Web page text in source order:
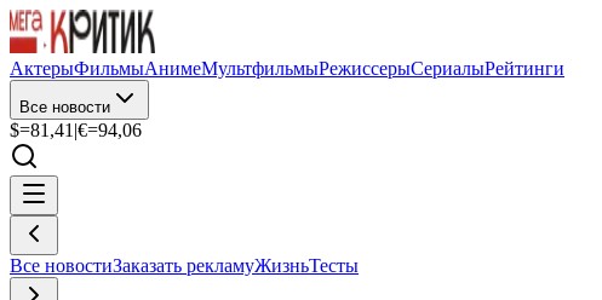
АктерыФильмыАнимеМультфильмыРежиссерыСериалыРейтинги
Все новости
$=81,41 |€=94,06
Все новостиЗаказать рекламуЖизньТесты